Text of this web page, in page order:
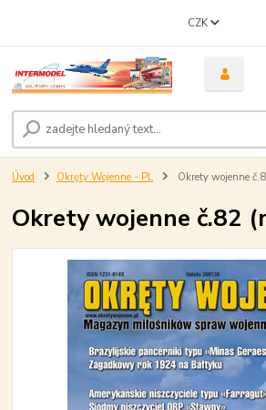
CZK
Úvod Okręty Wojenne - PL Okrety wojenne
Okrety wojenne č.82